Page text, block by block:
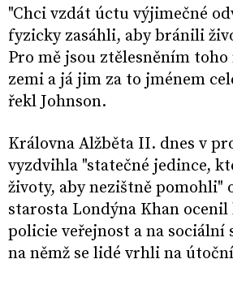
"Chci vzdát úctu výjimečné
fyzicky zasáhli, aby bránili
Pro mě jsou ztělesněním
zemi a já jim za to jménem
řekl Johnson.
Královna Alžběta II. dnes v
vyzdvihla "statečné jedince,
životy, aby nezištně pomohli"
starosta Londýna Khan
policie veřejnost a na sociální
na němž se lidé vrhli na